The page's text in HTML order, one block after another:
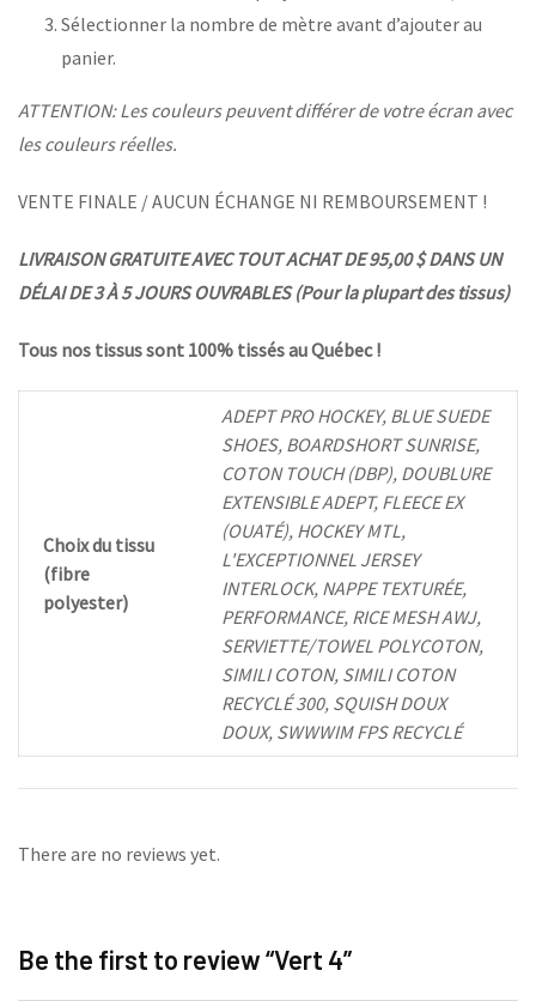
Sélectionner la nombre de mètre avant d’ajouter au
panier.
ATTENTION: Les couleurs peuvent différer de votre écran avec
les couleurs réelles.
VENTE FINALE / AUCUN ÉCHANGE NI REMBOURSEMENT !
LIVRAISON GRATUITE AVEC TOUT ACHAT DE 95,00 $ DANS UN
DÉLAI DE 3 À 5 JOURS OUVRABLES (Pour la plupart des tissus)
Tous nos tissus sont 100% tissés au Québec !
Choix du tissu
(fibre
polyester)
ADEPT PRO HOCKEY, BLUE SUEDE
SHOES, BOARDSHORT SUNRISE,
COTON TOUCH (DBP), DOUBLURE
EXTENSIBLE ADEPT, FLEECE EX
(OUATÉ), HOCKEY MTL,
L'EXCEPTIONNEL JERSEY
INTERLOCK, NAPPE TEXTURÉE,
PERFORMANCE, RICE MESH AWJ,
SERVIETTE/TOWEL POLYCOTON,
SIMILI COTON, SIMILI COTON
RECYCLÉ 300, SQUISH DOUX
DOUX, SWWWIM FPS RECYCLÉ
There are no reviews yet.
Be the first to review “Vert 4”